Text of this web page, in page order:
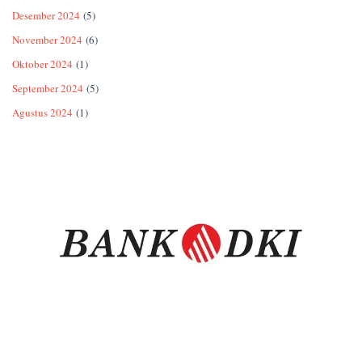
Desember 2024 (5)
November 2024 (6)
Oktober 2024 (1)
September 2024 (5)
Agustus 2024 (1)